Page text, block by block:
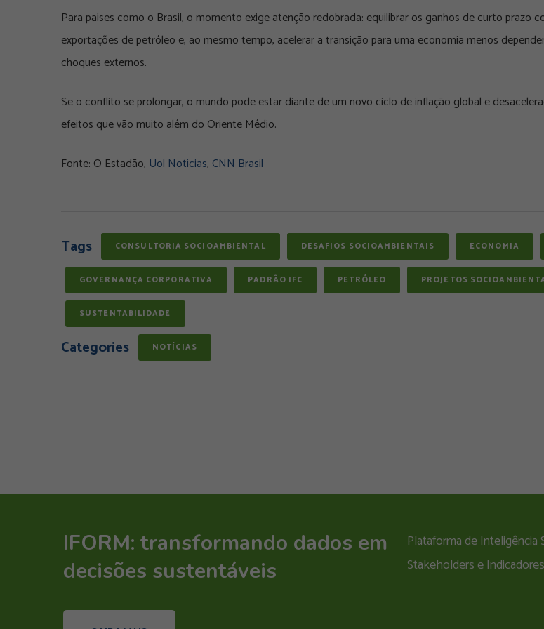
Para países como o Brasil, o momento exige atenção redobrada: equilibrar os ganhos de curto prazo
exportações de petróleo e, ao mesmo tempo, acelerar a transição para uma economia menos
choques externos.
Se o conflito se prolongar, o mundo pode estar diante de um novo ciclo de inflação global e
efeitos que vão muito além do Oriente Médio.
Fonte: O Estadão, Uol Notícias, CNN Brasil
Tags CONSULTORIA SOCIOAMBIENTAL DESAFIOS SOCIOAMBIENTAIS ECONOMIA
GOVERNANÇA CORPORATIVA PADRÃO IFC PETRÓLEO PROJETOS
SUSTENTABILIDADE
Categories NOTÍCIAS
IFORM: transformando dados em
decisões sustentáveis
Plataforma de
Stakeholders e